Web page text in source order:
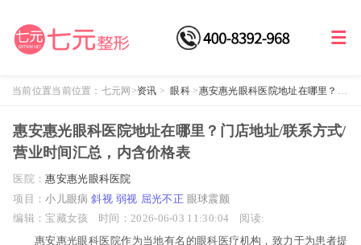
当前位置当前位置： 七元网 >资讯 > 眼科 >惠安惠光眼科医院地址在哪里？门
惠安惠光眼科医院地址在哪里？门店地址/联系方式/
营业时间汇总，内含价格表
医院：惠安惠光眼科医院
项目：小儿眼病 斜视 弱视 屈光不正 眼球震颤
编辑：宝藏女孩
时间：2026-06-03 11:30:04
阅读:
惠安惠光眼科医院作为当地有名的眼科医疗机构，致力于为患者提